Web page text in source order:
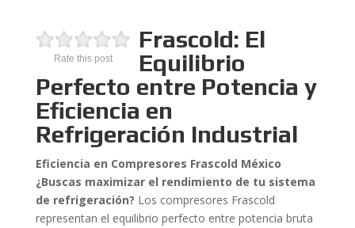
Rate this post
Frascold: El
Equilibrio
Perfecto entre Potencia y
Eficiencia en
Refrigeración Industrial
Eficiencia en Compresores Frascold México
¿Buscas maximizar el rendimiento de tu sistema
de refrigeración? Los compresores Frascold
representan el equilibrio perfecto entre potencia bruta